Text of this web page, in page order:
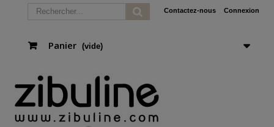
Connexion
Contactez-nous
Panier (vide)